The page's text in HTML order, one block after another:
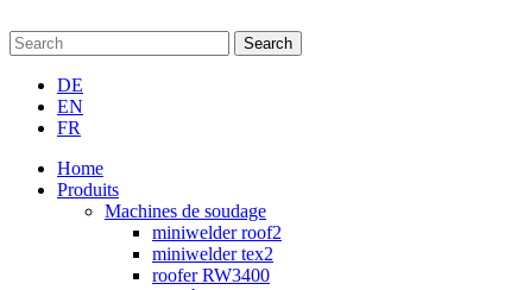
Search
DE
EN
FR
Home
Produits
Machines de soudage
miniwelder roof2
miniwelder tex2
roofer RW3400